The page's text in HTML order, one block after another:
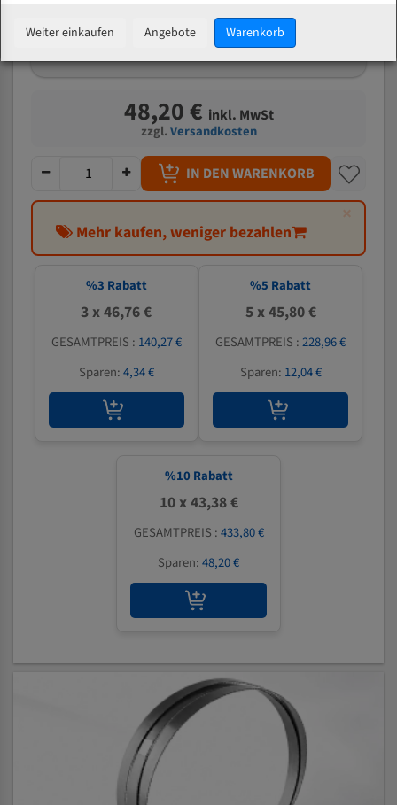
Welche Zahn soll ich wählen?
48,20 € inkl. MwSt
zzgl.Versandkosten
IN DEN WARENKORB
×
Mehr kaufen, weniger bezahlen
%3 Rabatt
3 x 46,76 €
GESAMTPREIS : 140,27 €
Sparen:4,34 €
%5 Rabatt
5 x 45,80 €
GESAMTPREIS :228,96 €
Sparen: 12,04 €
%10 Rabatt
10 x 43,38 €
GESAMTPREIS :433,80 €
Sparen:48,20 €
Weiter einkaufen Angebote Warenkorb